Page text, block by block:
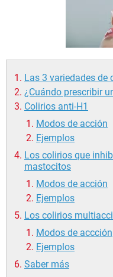
Las 3 variedades
¿Cuándo prescribir
Colirios anti-H1
Modos de acción
Ejemplos
Los colirios que
mastocitos
Modos de acción
Ejemplos
Los colirios
Modos de accción
Ejemplos
Saber más